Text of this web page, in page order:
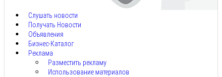
Слушать новости
Получать Новости
Объявления
Бизнес-Каталог
Реклама
Разместить рекламу
Использование материалов